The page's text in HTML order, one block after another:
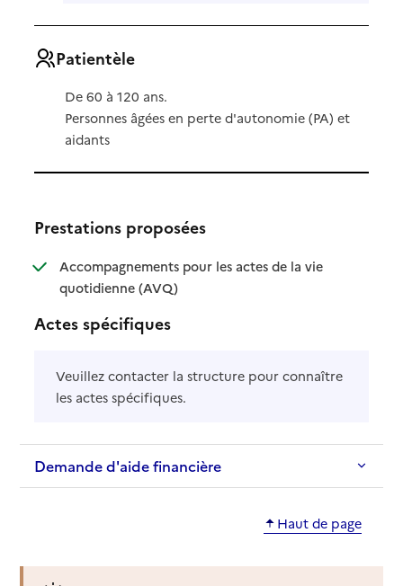
Patientèle
De 60 à 120 ans.
Personnes âgées en perte d'autonomie (PA) et
aidants
Prestations proposées
Accompagnements pour les actes de la vie
quotidienne (AVQ): disponible
: non disponible
Actes spécifiques
Veuillez contacter la structure pour connaître
les actes spécifiques.
Demande d'aide financière
Haut de page